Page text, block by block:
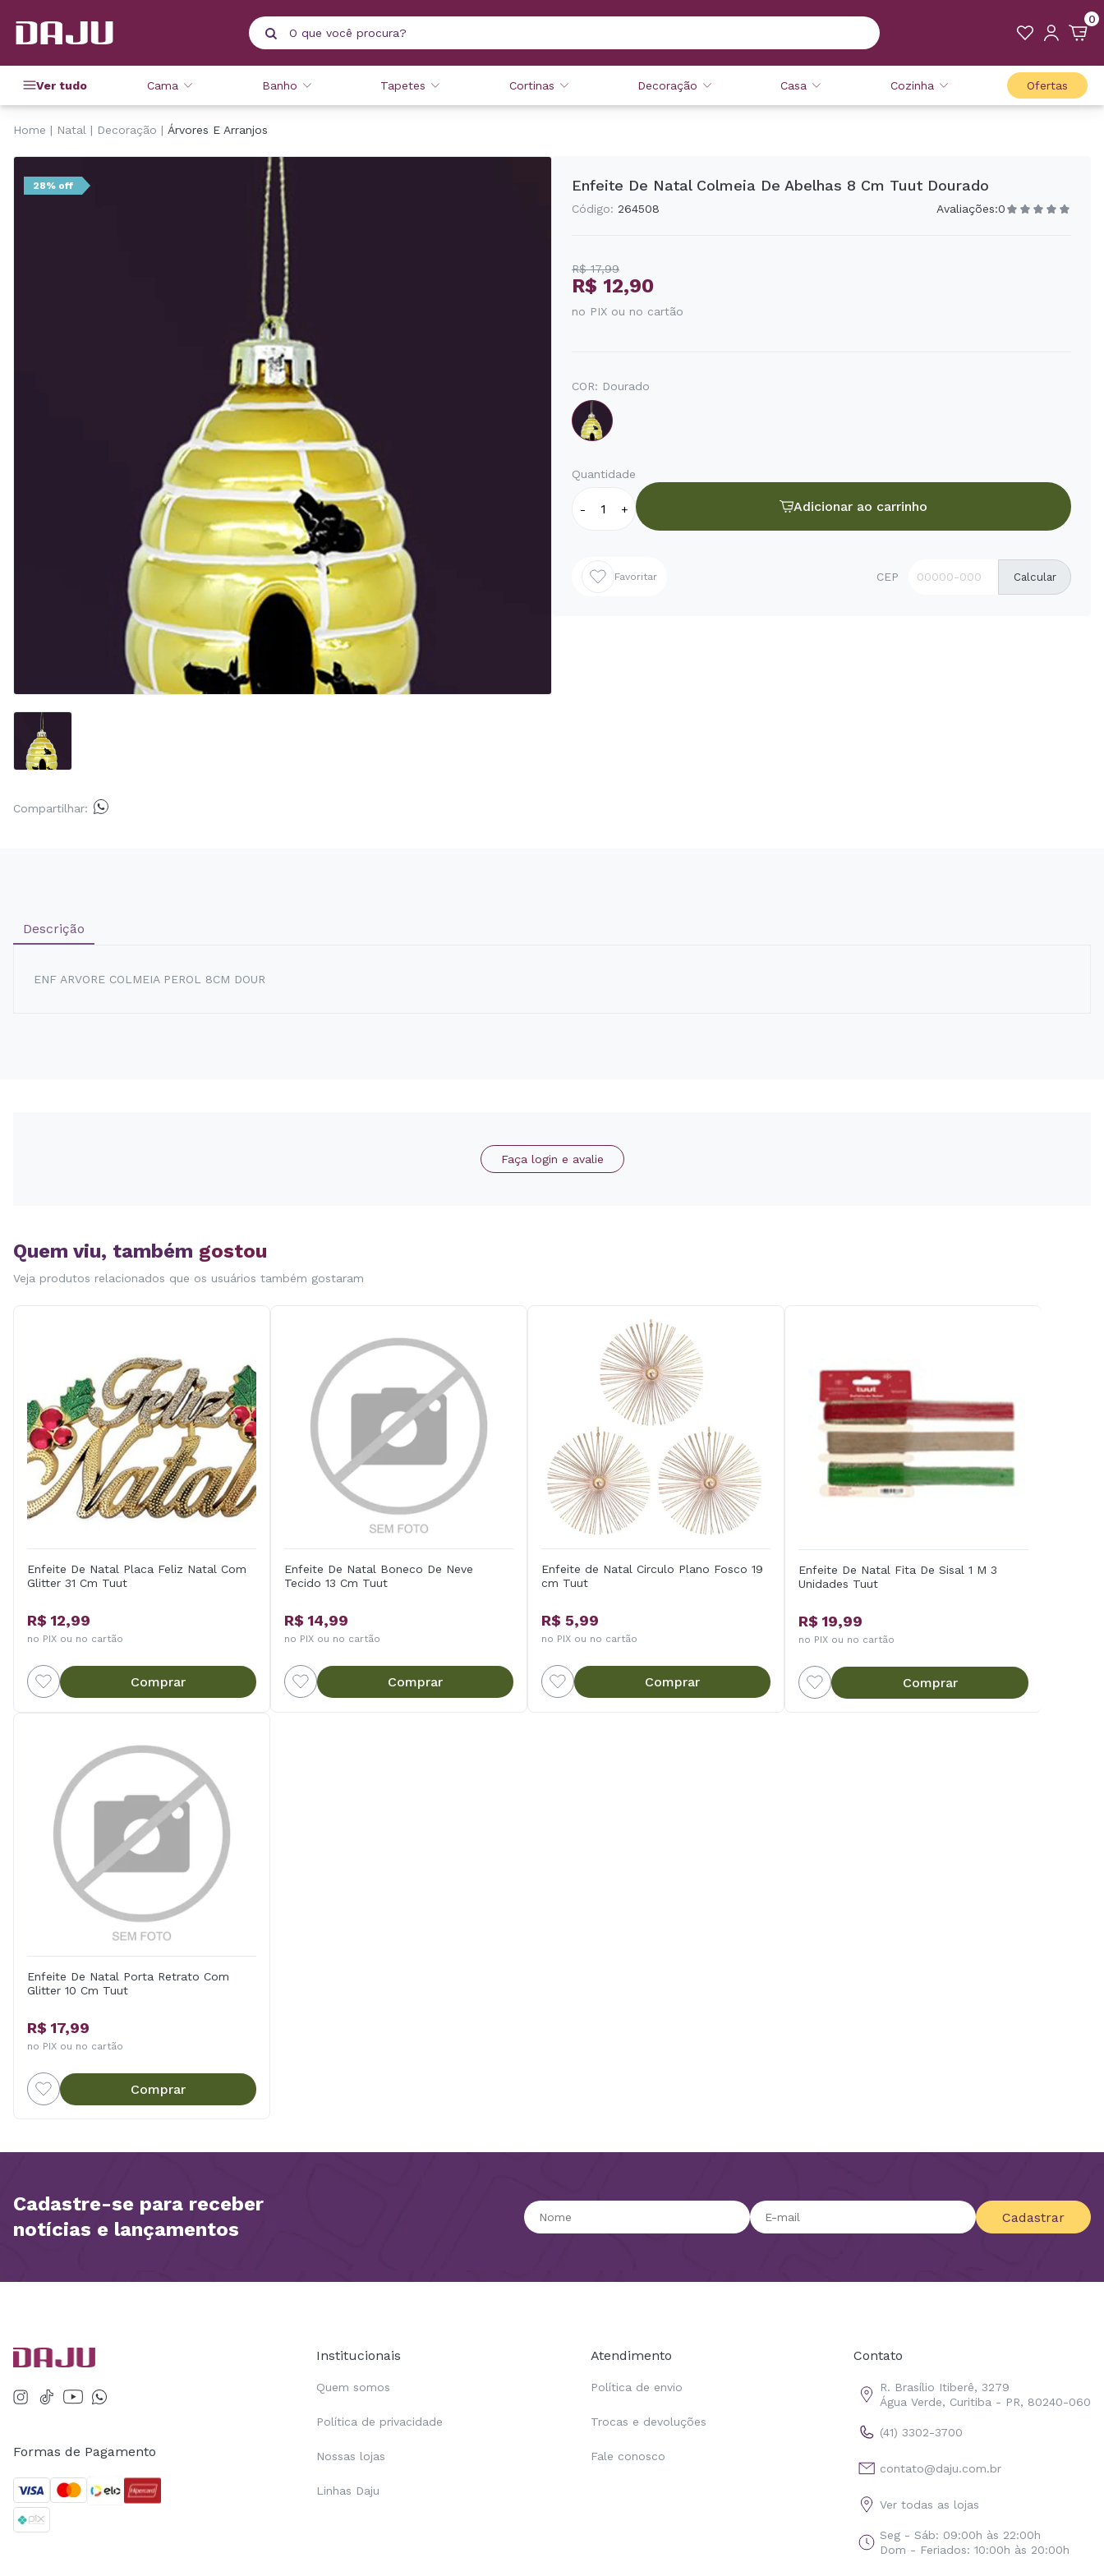
0
Ver tudo Cama Banho Tapetes Cortinas Decoração Casa Cozinha Ofertas
Home Natal Decoração Árvores E Arranjos
28% off
Compartilhar:
Enfeite De Natal Colmeia De Abelhas 8 Cm Tuut Dourado
Código: 264508 Avaliações:0
R$ 17,99
R$ 12,90
no PIX ou no cartão
COR: Dourado
Quantidade
- + Adicionar ao carrinho
Favoritar CEP Calcular
Descrição
ENF ARVORE COLMEIA PEROL 8CM DOUR
Faça login e avalie
Quem viu, também gostou
Veja produtos relacionados que os usuários também gostaram
Enfeite De Natal Placa Feliz Natal Com
Glitter 31 Cm Tuut
R$ 12,99
no PIX ou no cartão
Comprar
Enfeite De Natal Boneco De Neve
Tecido 13 Cm Tuut
R$ 14,99
no PIX ou no cartão
Comprar
Enfeite de Natal Circulo Plano Fosco 19
cm Tuut
R$ 5,99
no PIX ou no cartão
Comprar
Enfeite De Natal Fita De Sisal 1 M 3
Unidades Tuut
R$ 19,99
no PIX ou no cartão
Comprar
Enfeite De Natal Porta Retrato Com
Glitter 10 Cm Tuut
R$ 17,99
no PIX ou no cartão
Comprar
Cadastre-se para receber
notícias e lançamentos
Cadastrar
Formas de Pagamento
Institucionais
Quem somos
Política de privacidade
Nossas lojas
Linhas Daju
Atendimento
Política de envio
Trocas e devoluções
Fale conosco
Contato
R. Brasílio Itiberê, 3279
Água Verde, Curitiba - PR, 80240-060
(41) 3302-3700
contato@daju.com.br
Ver todas as lojas
Seg - Sáb: 09:00h às 22:00h
Dom - Feriados: 10:00h às 20:00h